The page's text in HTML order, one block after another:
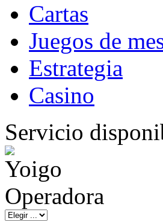
Cartas
Juegos de
Estrategia
Casino
Servicio
Operadora